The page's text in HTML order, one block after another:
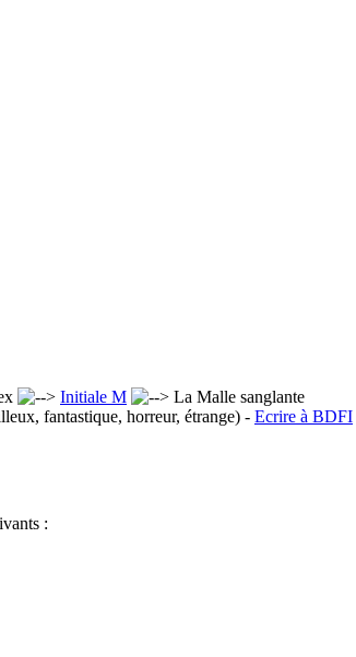
Initiale M
La Malle sanglante
fantastique, horreur, étrange) - Ecrire à BDFI
: